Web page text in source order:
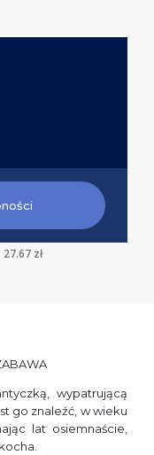
27.67 zł
wypatrującą
go znaleźć, w wieku
lat osiemnaście,